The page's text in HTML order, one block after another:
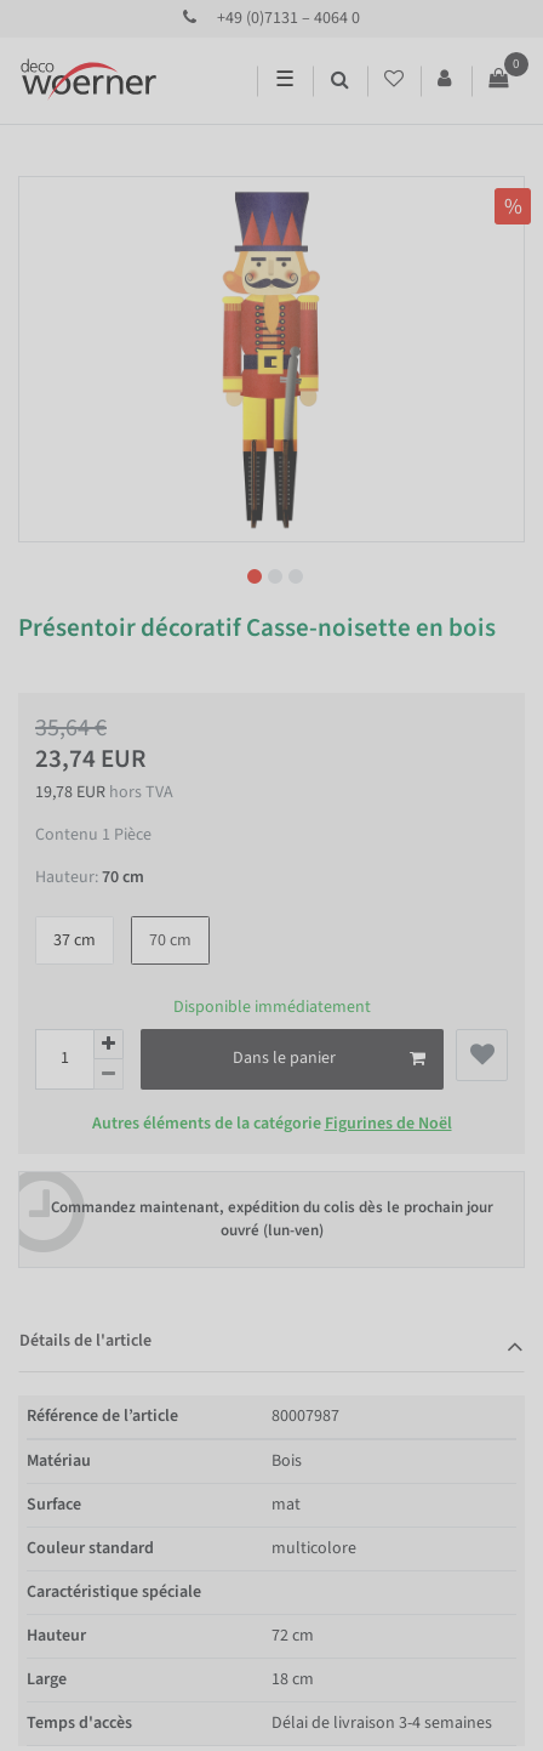
+49 (0)7131 – 4064 0
☰
0
%
Présentoir décoratif Casse-noisette en bois
35,64 €
23,74 EUR
19,78 EUR hors TVA
Contenu 1 Pièce
Hauteur:70 cm
37 cm 70 cm
Disponible immédiatement
Dans le panier
Autres éléments de la catégorie Figurines de Noël
Commandez maintenant, expédition du colis dès le prochain jour
ouvré (lun-ven)
Détails de l'article
Référence de l’article
80007987
Matériau
Bois
Surface
mat
Couleur standard
multicolore
Caractéristique spéciale
Hauteur
72 cm
Large
18 cm
Temps d'accès
Délai de livraison 3-4 semaines